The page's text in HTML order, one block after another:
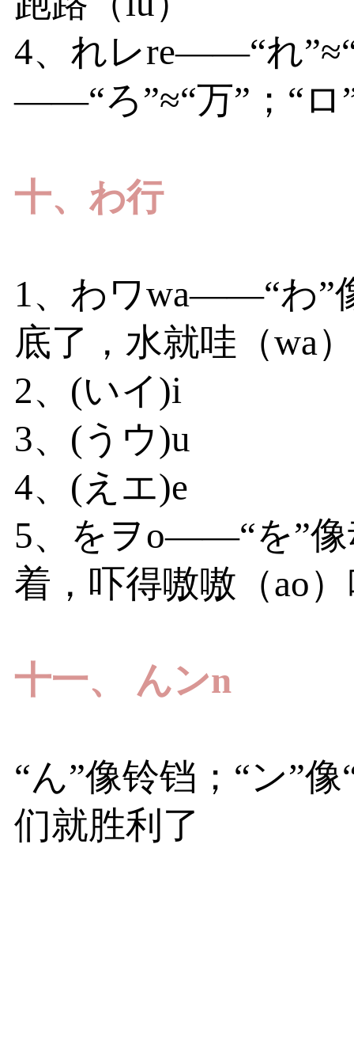
4、れレre——“れ
——“ろ”≈“万”；“ロ
十、わ行
1、わワwa——“わ”
底了，水就哇（wa
2、(いイ)i
3、(うウ)u
4、(えエ)e
5、をヲo——“を”像
着，吓得嗷嗷（ao
十一、 んンn
“ん”像铃铛；“ン”
们就胜利了